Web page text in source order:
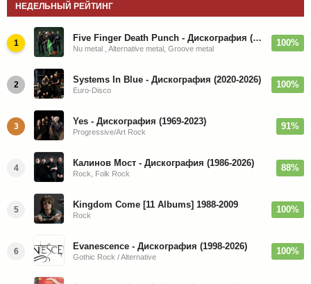
НЕДЕЛЬНЫЙ РЕЙТИНГ
1 Five Finger Death Punch - Дискография (2008-2026)
Nu metal , Alternative metal, Groove metal
100%
2 Systems In Blue - Дискография (2020-2026)
Euro-Disco
100%
3 Yes - Дискография (1969-2023)
Progressive/Art Rock
91%
4 Калинов Мост - Дискография (1986-2026)
Rock, Folk Rock
88%
5 Kingdom Come [11 Albums] 1988-2009
Rock
100%
6 Evanescence - Дискография (1998-2026)
Gothic Rock / Alternative
100%